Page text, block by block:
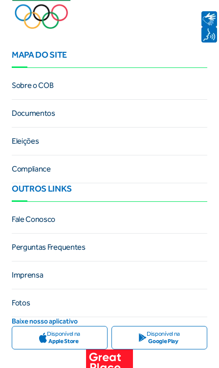
MAPA DO SITE
Sobre o COB
Documentos
Eleições
Compliance
OUTROS LINKS
Fale Conosco
Perguntas Frequentes
Imprensa
Fotos
Baixe nosso aplicativo
Disponível na
Apple Store
Disponível na
Google Play